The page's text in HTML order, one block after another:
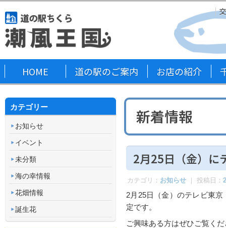
HOME 道の駅のご案内 お店の紹介
新着情報
2月25日（金）に
カテゴリ： お知らせ ｜ 投稿日：
2月25日（金）のテレビ東
定です。
ご興味ある方はぜひご覧く
カテゴリー
お知らせ
イベント
未分類
海の幸情報
花畑情報
誕生花